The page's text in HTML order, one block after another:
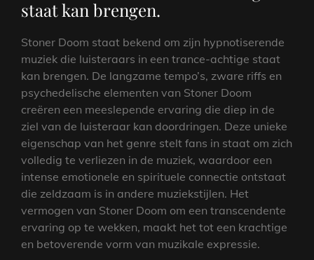
staat kan brengen.
Stoner Doom staat bekend om zijn hypnotiserende
muziek die luisteraars in een trance-achtige staat
kan brengen. De langzame tempo’s, zware riffs en
psychedelische elementen van Stoner Doom
creëren een meeslepende ervaring die diep in de
ziel van de luisteraar kan doordringen. Deze unieke
eigenschap van het genre stelt fans in staat om zich
volledig te verliezen in de muziek, waardoor een
intense emotionele en spirituele connectie ontstaat
die zeldzaam is in andere muziekstijlen. Het
vermogen van Stoner Doom om een transcendente
ervaring op te wekken, maakt het tot een krachtige
en betoverende vorm van muzikale expressie.